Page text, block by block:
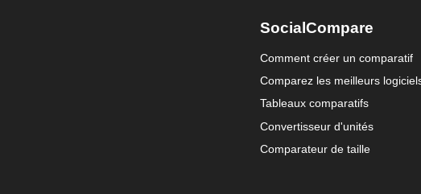
SocialCompare
Comment créer un comparatif
Comparez les meilleurs
Tableaux comparatifs
Convertisseur d'unités
Comparateur de taille